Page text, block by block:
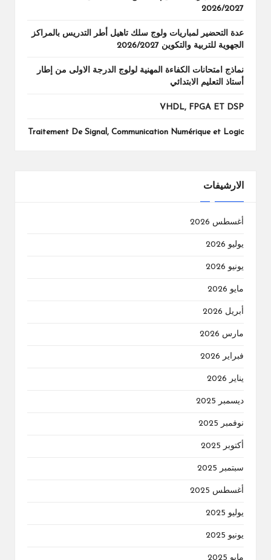
2026/2027
عدة التحضير لمباريات ولوج سلك تاهيل أطر التدريس بالمراكز
الجهوية للتربية والتكوين 2026/2027
نماذج امتحانات الكفاءة المهنية لولوج الدرجة الاولى من إطار
أستاذ التعليم الابتدائي
VHDL, FPGA ET DSP
Traitement De Signal, Communication Numérique et Logic
الارشيفات
أغسطس 2026
يوليو 2026
يونيو 2026
مايو 2026
أبريل 2026
مارس 2026
فبراير 2026
يناير 2026
ديسمبر 2025
نوفمبر 2025
أكتوبر 2025
سبتمبر 2025
أغسطس 2025
يوليو 2025
يونيو 2025
مايو 2025